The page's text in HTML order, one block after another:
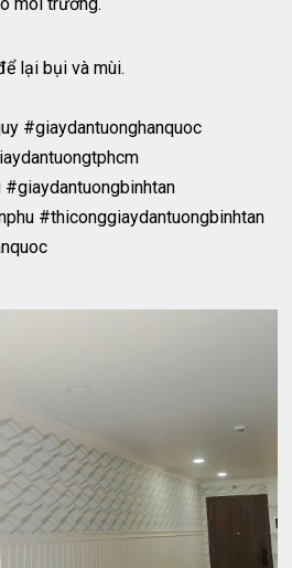
lại bụi và mùi.
#giaydantuonghanquoc
#thiconggiaydantuongbinhtan